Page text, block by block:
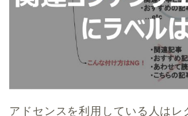
アドセンスを利用している人はレ